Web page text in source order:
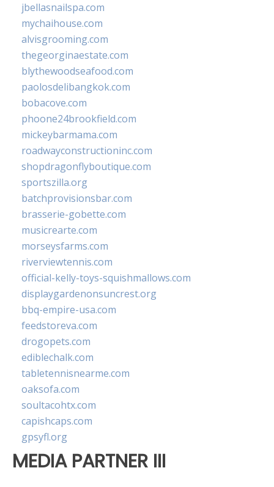
jbellasnailspa.com
mychaihouse.com
alvisgrooming.com
thegeorginaestate.com
blythewoodseafood.com
paolosdelibangkok.com
bobacove.com
phoone24brookfield.com
mickeybarmama.com
roadwayconstructioninc.com
shopdragonflyboutique.com
sportszilla.org
batchprovisionsbar.com
brasserie-gobette.com
musicrearte.com
morseysfarms.com
riverviewtennis.com
official-kelly-toys-squishmallows.com
displaygardenonsuncrest.org
bbq-empire-usa.com
feedstoreva.com
drogopets.com
ediblechalk.com
tabletennisnearme.com
oaksofa.com
soultacohtx.com
capishcaps.com
gpsyfl.org
MEDIA PARTNER III